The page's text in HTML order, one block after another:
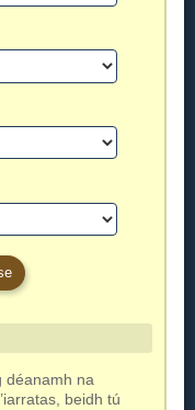
déanamh na
beidh tú